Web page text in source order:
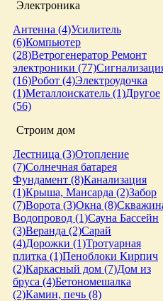
Электроника
Антенна (4)Усилитель
(6)Компьютер
(28)Ветрогенератор Ремонт
электроники (77)
(16)Робот (4)Электроудочка
(1)Металлоискатель (1)Другое
(56)
Строим дом
Лестница (3)Отопление
(7)Солнечная батарея
Фундамент (8)Канализация
(1)Крыша, Мансарда (2)Забор
(7)Ворота (3)Окна (8)
Водопровод (1)Сауна Бассейн
(3)Веранда (2)Сарай
(4)Дорожки (1)Тротуарная
плитка (1)Пеноблоки Кирпич
(2)Каркасный дом (7)Дом из
бруса (4)Бетономешалка
(2)Камин, печь (8)